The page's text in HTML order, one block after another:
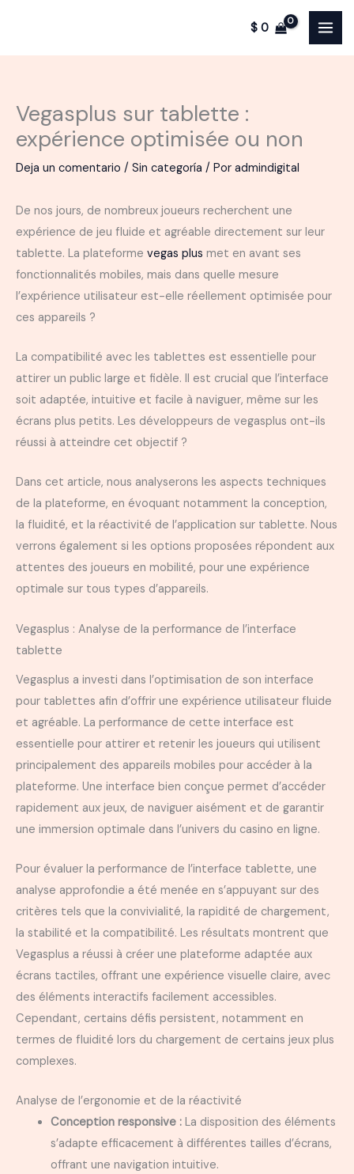
contenido
$0
Vegasplus sur tablette :
expérience optimisée ou non
Deja un comentario / Sin categoría / Por admindigital
De nos jours, de nombreux joueurs recherchent une
expérience de jeu fluide et agréable directement sur leur
tablette. La plateforme vegas plus met en avant ses
fonctionnalités mobiles, mais dans quelle mesure
l’expérience utilisateur est-elle réellement optimisée pour
ces appareils ?
La compatibilité avec les tablettes est essentielle pour
attirer un public large et fidèle. Il est crucial que l’interface
soit adaptée, intuitive et facile à naviguer, même sur les
écrans plus petits. Les développeurs de vegasplus ont-ils
réussi à atteindre cet objectif ?
Dans cet article, nous analyserons les aspects techniques
de la plateforme, en évoquant notamment la conception,
la fluidité, et la réactivité de l’application sur tablette. Nous
verrons également si les options proposées répondent aux
attentes des joueurs en mobilité, pour une expérience
optimale sur tous types d’appareils.
Vegasplus : Analyse de la performance de l’interface
tablette
Vegasplus a investi dans l’optimisation de son interface
pour tablettes afin d’offrir une expérience utilisateur fluide
et agréable. La performance de cette interface est
essentielle pour attirer et retenir les joueurs qui utilisent
principalement des appareils mobiles pour accéder à la
plateforme. Une interface bien conçue permet d’accéder
rapidement aux jeux, de naviguer aisément et de garantir
une immersion optimale dans l’univers du casino en ligne.
Pour évaluer la performance de l’interface tablette, une
analyse approfondie a été menée en s’appuyant sur des
critères tels que la convivialité, la rapidité de chargement,
la stabilité et la compatibilité. Les résultats montrent que
Vegasplus a réussi à créer une plateforme adaptée aux
écrans tactiles, offrant une expérience visuelle claire, avec
des éléments interactifs facilement accessibles.
Cependant, certains défis persistent, notamment en
termes de fluidité lors du chargement de certains jeux plus
complexes.
Analyse de l’ergonomie et de la réactivité
Conception responsive :La disposition des éléments
s’adapte efficacement à différentes tailles d’écrans,
offrant une navigation intuitive.